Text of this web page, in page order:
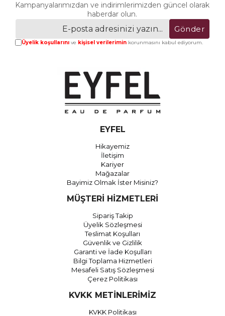
Kampanyalarımızdan ve indirimlerimizden güncel olarak
haberdar olun.
Gönder
Üyelik koşullarınıve kişisel verileriminkorunmasını kabul ediyorum.
EYFEL
Hikayemiz
İletişim
Kariyer
Mağazalar
Bayimiz Olmak İster Misiniz?
MÜŞTERİ HİZMETLERİ
Sipariş Takip
Üyelik Sözleşmesi
Teslimat Koşulları
Güvenlik ve Gizlilik
Garanti ve İade Koşulları
Bilgi Toplama Hizmetleri
Mesafeli Satış Sözleşmesi
Çerez Politikası
KVKK METİNLERİMİZ
KVKK Politikası